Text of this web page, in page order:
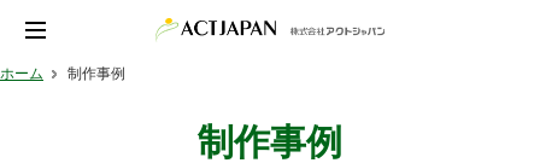
ホーム 制作事例
制作事例